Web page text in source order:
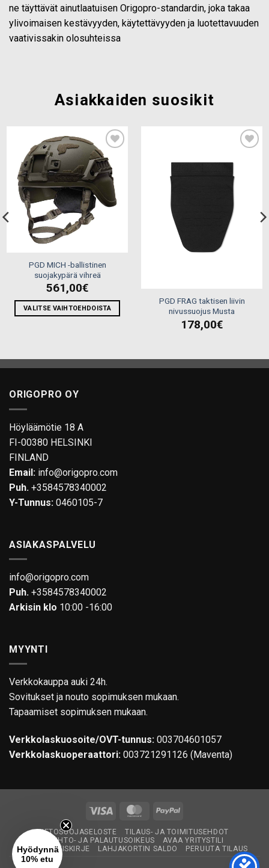
ne täyttävät ainutlaatuisen Origopro-standardin, joka takaa
ylivoimaisen kestävyyden, käytettävyyden ja luotettavuuden
vaativissakin olosuhteissa
Asiakkaiden suosikit
Add to
wishlist
PGD MICH -ballistinen
suojakypärä vihreä
561,00€
VALITSE VAIHTOEHDOISTA
useampi
tehdä
tuotteen
wishlist
PGD FRAG taktisen liivin
nivussuojus Musta
178,00€
ORIGOPRO OY
Höyläämötie 18 A
FI-00380 HELSINKI
FINLAND
Email: info@origopro.com
Puh. +3584578340002
Y-Tunnus: 0460105-7
ASIAKASPALVELU
info@origopro.com
Puh. +3584578340002
Arkisin klo 10:00 -16:00
MYYNTI
Verkkokauppa auki 24h.
Sovitukset ja nouto sopimuksen mukaan.
Tapaamiset sopimuksen mukaan.
Verkkolaskuosoite/OVT-tunnus: 003704601057
Verkkolaskuoperaattori: 003721291126 (Maventa)
Visa MasterCardPayPal
TIETOSUOJASELOSTE
TILAUS- JA TOIMITUSEHDOT
VAIHTO- JA PALAUTUSOIKEUS
AVAA YRITYSTILI
TILAA UUTISKIRJE
LAHJAKORTIN SALDO PERUUTA TILAUS
Hyödynnä
10% etu